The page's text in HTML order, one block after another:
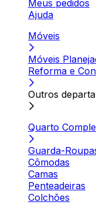
Meus pedidos
Ajuda
Móveis
Móveis
Reforma e
Outros
Quarto
Guarda-
Cômodas
Camas
Penteadeiras
Colchões